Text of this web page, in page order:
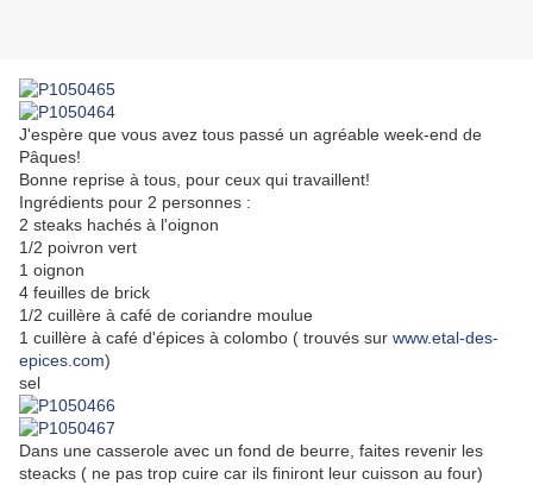
J'espère que vous avez tous passé un agréable week-end de
Pâques!
Bonne reprise à tous, pour ceux qui travaillent!
Ingrédients pour 2 personnes :
2 steaks hachés à l'oignon
1/2 poivron vert
1 oignon
4 feuilles de brick
1/2 cuillère à café de coriandre moulue
1 cuillère à café d'épices à colombo ( trouvés sur www.etal-des-
epices.com)
sel
Dans une casserole avec un fond de beurre, faites revenir les
steacks ( ne pas trop cuire car ils finiront leur cuisson au four)